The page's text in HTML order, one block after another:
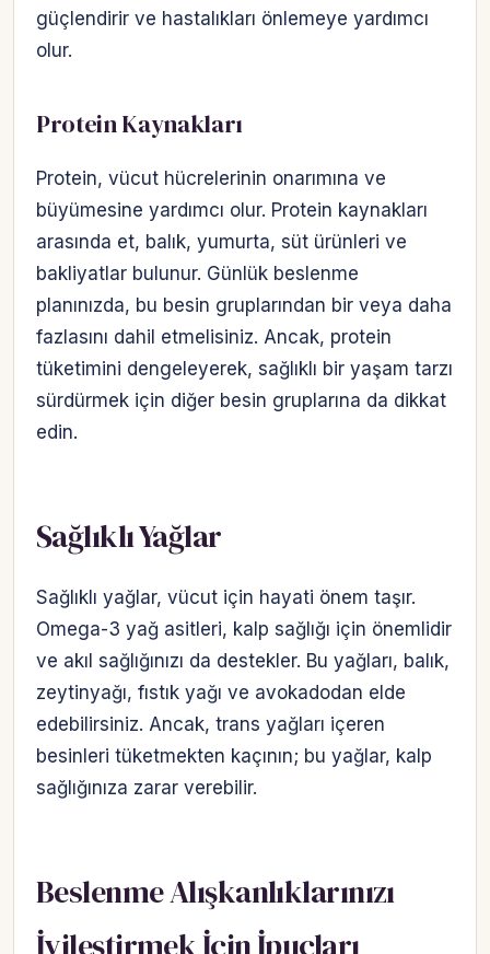
güçlendirir ve hastalıkları önlemeye yardımcı
olur.
Protein Kaynakları
Protein, vücut hücrelerinin onarımına ve
büyümesine yardımcı olur. Protein kaynakları
arasında et, balık, yumurta, süt ürünleri ve
bakliyatlar bulunur. Günlük beslenme
planınızda, bu besin gruplarından bir veya daha
fazlasını dahil etmelisiniz. Ancak, protein
tüketimini dengeleyerek, sağlıklı bir yaşam tarzı
sürdürmek için diğer besin gruplarına da dikkat
edin.
Sağlıklı Yağlar
Sağlıklı yağlar, vücut için hayati önem taşır.
Omega-3 yağ asitleri, kalp sağlığı için önemlidir
ve akıl sağlığınızı da destekler. Bu yağları, balık,
zeytinyağı, fıstık yağı ve avokadodan elde
edebilirsiniz. Ancak, trans yağları içeren
besinleri tüketmekten kaçının; bu yağlar, kalp
sağlığınıza zarar verebilir.
Beslenme Alışkanlıklarınızı
İyileştirmek İçin İpuçları